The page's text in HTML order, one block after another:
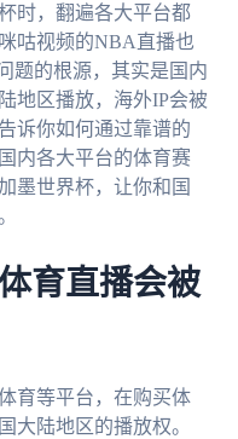
时，翻遍各大平台都
咕视频的NBA直播也
题的根源，其实是国内
地区播放，海外IP会被
诉你如何通过靠谱的
内各大平台的体育赛
墨世界杯，让你和国
育直播会被
育等平台，在购买体
大陆地区的播放权。